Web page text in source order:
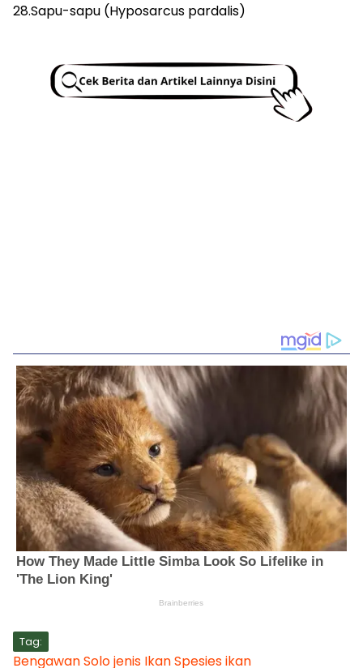
28.Sapu-sapu (Hyposarcus pardalis)
Tag:
Bengawan Solojenis IkanSpesies ikan